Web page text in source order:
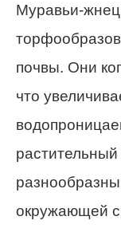
Муравьи-
почвы. Они
что
окружающей